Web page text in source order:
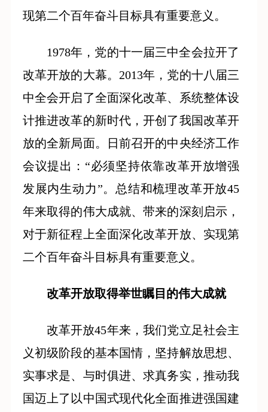
现第二个百年奋斗目标具有重要意义。
1978年，党的十一届三中全会拉开了
改革开放的大幕。2013年，党的十八届三
中全会开启了全面深化改革、系统整体设
计推进改革的新时代，开创了我国改革开
放的全新局面。日前召开的中央经济工作
会议提出：“必须坚持依靠改革开放增强
发展内生动力”。总结和梳理改革开放45
年来取得的伟大成就、带来的深刻启示，
对于新征程上全面深化改革开放、实现第
二个百年奋斗目标具有重要意义。
改革开放取得举世瞩目的伟大成就
改革开放45年来，我们党立足社会主
义初级阶段的基本国情，坚持解放思想、
实事求是、与时俱进、求真务实，推动我
国迈上了以中国式现代化全面推进强国建